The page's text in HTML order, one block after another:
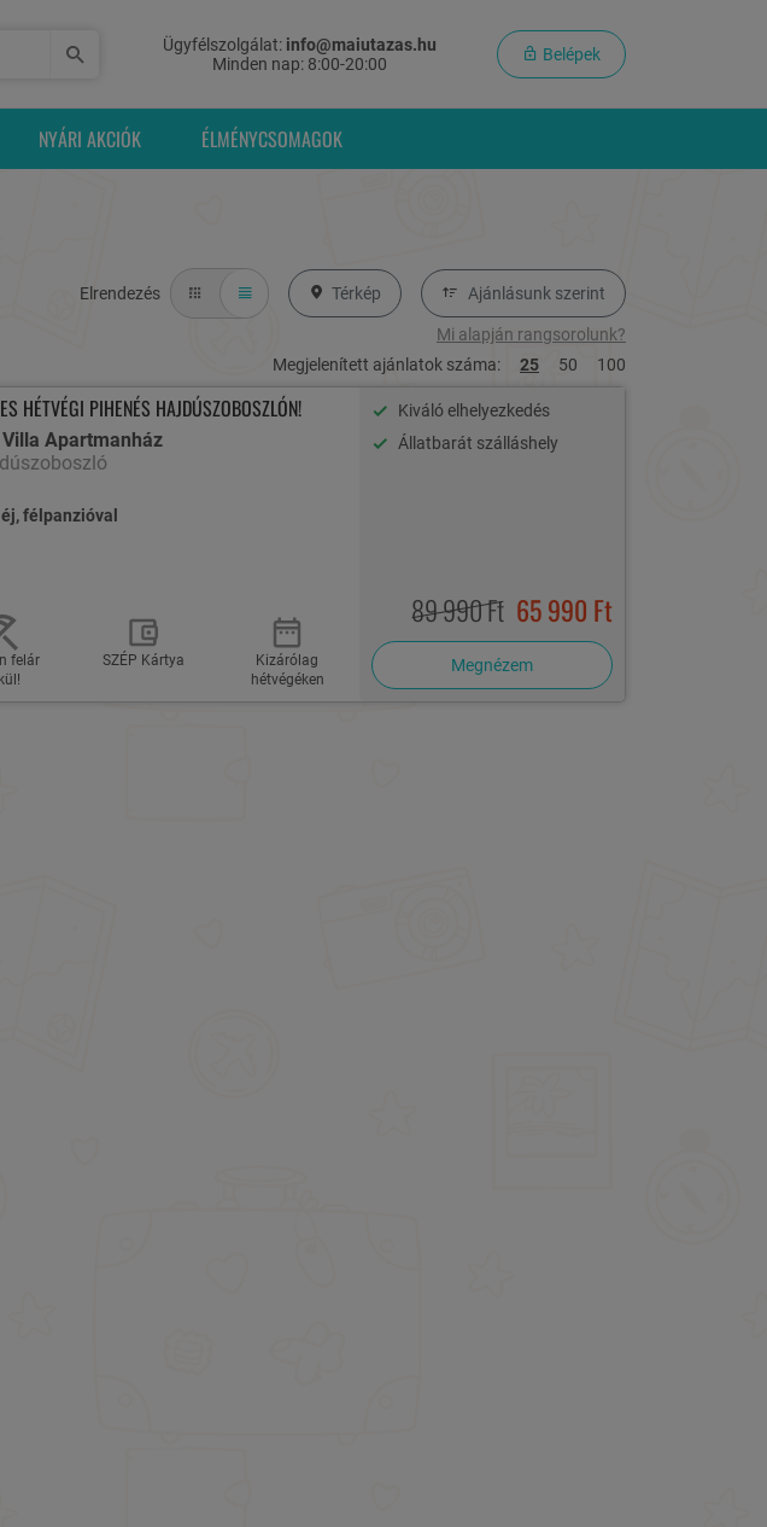
Ügyfélszolgálat: info@maiutazas.hu
Minden nap: 8:00-20:00
Belépek
NYÁRI AKCIÓK ÉLMÉNYCSOMAGOK
Elrendezés Térkép Ajánlásunk szerint
Mi alapján rangsorolunk?
Megjelenített ajánlatok száma:
25 50 100
HÉTVÉGI PIHENÉS HAJDÚSZOBOSZLÓN!
Apartmanház
félpanzióval
felár
SZÉP Kártya
Kizárólag
hétvégéken
Kiváló elhelyezkedés
Állatbarát szálláshely
89 990 Ft 65 990 Ft
Megnézem